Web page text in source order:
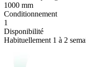
1000 mm
Conditionnement
1
Disponibilité
Habituellement 1 à 2